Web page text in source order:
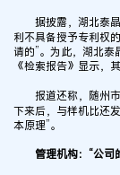
据披露，湖北泰晶
利不具备授予专利权
请的”。为此，湖北
《检索报告》显示，
报道还称，随州市
下来后，与样机比还
本原理”。
管理机构：“公司